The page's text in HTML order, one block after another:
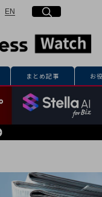
テムです。
本語
ENEnglish
検索する
まとめ記事 お